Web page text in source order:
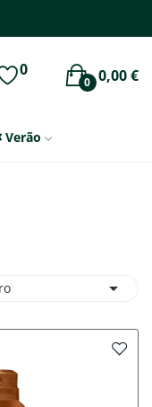
0 0,00 €
0
Verão
